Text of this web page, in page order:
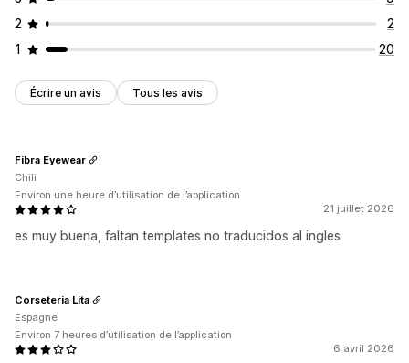
2
2
1
20
Écrire un avis Tous les avis
21 juillet 2026
es muy buena, faltan templates no traducidos al ingles
Fibra Eyewear
Chili
Environ une heure d’utilisation de l’application
6 avril 2026
Corseteria Lita
Espagne
Environ 7 heures d’utilisation de l’application